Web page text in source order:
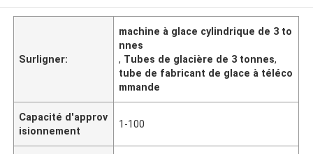
Surligner:
machine à glace cylindrique de 3 to
nnes
, Tubes de glacière de 3 tonnes,
tube de fabricant de glace à téléco
mmande
Capacité d'approv
isionnement
1-100